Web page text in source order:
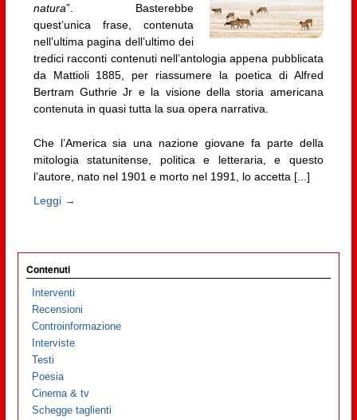
natura”. Basterebbe
quest’unica frase, contenuta
nell’ultima pagina dell’ultimo dei
tredici racconti contenuti nell’antologia appena pubblicata
da Mattioli 1885, per riassumere la poetica di Alfred
Bertram Guthrie Jr e la visione della storia americana
contenuta in quasi tutta la sua opera narrativa.
Che l’America sia una nazione giovane fa parte della
mitologia statunitense, politica e letteraria, e questo
l’autore, nato nel 1901 e morto nel 1991, lo accetta [...]
Leggi →
Contenuti
Interventi
Recensioni
Controinformazione
Interviste
Testi
Poesia
Cinema & tv
Schegge taglienti